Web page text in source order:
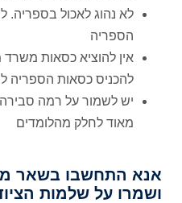
לא נהוג לאכול
הספריה
אין להוציא כסאות משרד
להכניס כסאות הספריה
יש לשמור על רמה
מאוד לחלק מהלומדים
אנא התחשבו בשאר
ושמרו על שלמות